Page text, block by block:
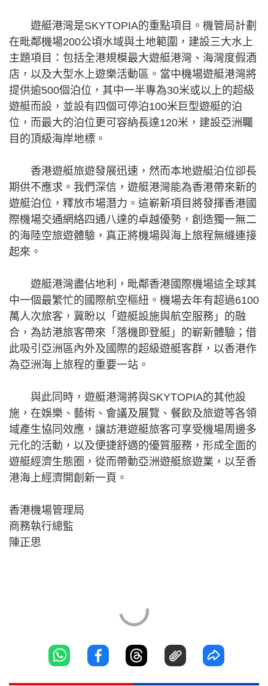
遊艇港灣是SKYTOPIA的重點項目。機管局計劃
在毗鄰機場200公頃水域與土地範圍，建設三大水上
主題項目：包括全港規模最大遊艇港灣、海灣度假酒
店，以及大型水上遊樂活動區。當中機場遊艇港灣將
提供逾500個泊位，其中一半專為30米或以上的超級
遊艇而設，並設有四個可停泊100米巨型遊艇的泊
位，而最大的泊位更可容納長達120米，建設亞洲矚
目的頂級海岸地標。
香港遊艇旅遊發展迅速，然而本地遊艇泊位卻長
期供不應求。我們深信，遊艇港灣能為香港帶來新的
遊艇泊位，釋放市場潛力。這嶄新項目將發揮香港國
際機場交通網絡四通八達的卓越優勢，創造獨一無二
的海陸空旅遊體驗，真正將機場與海上旅程無縫連接
起來。
遊艇港灣盡佔地利，毗鄰香港國際機場這全球其
中一個最繁忙的國際航空樞紐。機場去年有超過6100
萬人次旅客，冀盼以「遊艇設施與航空服務」的融
合，為訪港旅客帶來「落機即登艇」的嶄新體驗；借
此吸引亞洲區內外及國際的超級遊艇客群，以香港作
為亞洲海上旅程的重要一站。
與此同時，遊艇港灣將與SKYTOPIA的其他設
施，在娛樂、藝術、會議及展覽、餐飲及旅遊等各領
域產生協同效應，讓訪港遊艇旅客可享受機場周邊多
元化的活動，以及便捷舒適的優質服務，形成全面的
遊艇經濟生態圈，從而帶動亞洲遊艇旅遊業，以至香
港海上經濟開創新一頁。
香港機場管理局
商務執行總監
陳正思